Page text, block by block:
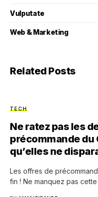
Vulputate
Web & Marketing
Related Posts
TECH
Ne ratez pas les
précommande du
qu’elles ne
Les offres de
fin ! Ne manquez pas